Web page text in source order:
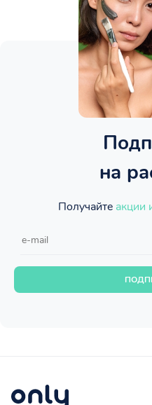
на
Получайте акции